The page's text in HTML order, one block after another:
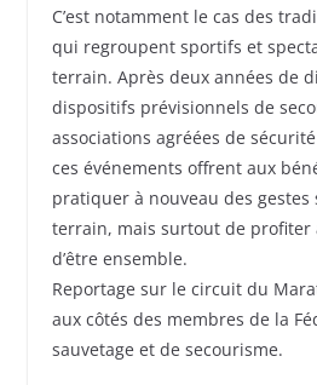
C’est notamment le cas des
qui regroupent sportifs et
terrain. Après deux années de
dispositifs prévisionnels de
associations agréées de
ces événements offrent aux
pratiquer à nouveau des gestes
terrain, mais surtout de profiter
d’être ensemble.
Reportage sur le circuit du
aux côtés des membres de la
sauvetage et de secourisme.